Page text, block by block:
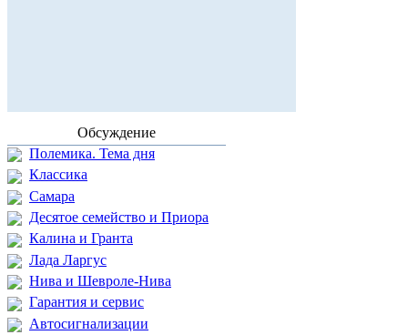
Обсуждение
Полемика. Тема дня
Классика
Самара
Десятое семейство и Приора
Калина и Гранта
Лада Ларгус
Нива и Шевроле-Нива
Гарантия и сервис
Автосигнализации